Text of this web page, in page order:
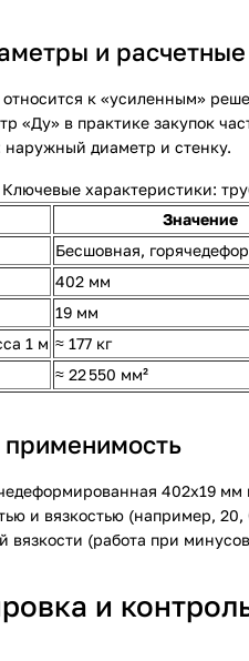
и
к «усиленным»
«Ду» в практике закупок
диаметр и стенку.
Ключевые характеристики:
Значение
Бесшовная,
402 мм
19 мм
1 м ≈ 177 кг
≈ 22 550 мм²
402х19 мм
и вязкостью (например,
вязкости (работа при
и